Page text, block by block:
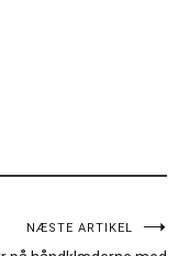
NÆSTE ARTIKEL